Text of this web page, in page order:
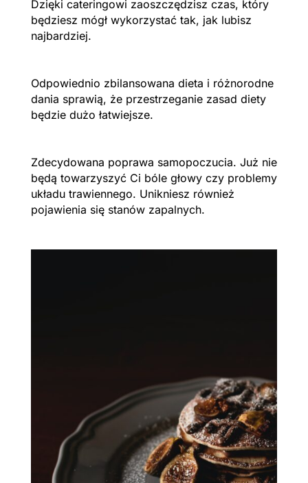
Dzięki cateringowi zaoszczędzisz czas, który
będziesz mógł wykorzystać tak, jak lubisz
najbardziej.
Odpowiednio zbilansowana dieta i różnorodne
dania sprawią, że przestrzeganie zasad diety
będzie dużo łatwiejsze.
Zdecydowana poprawa samopoczucia. Już nie
będą towarzyszyć Ci bóle głowy czy problemy
układu trawiennego. Unikniesz również
pojawienia się stanów zapalnych.